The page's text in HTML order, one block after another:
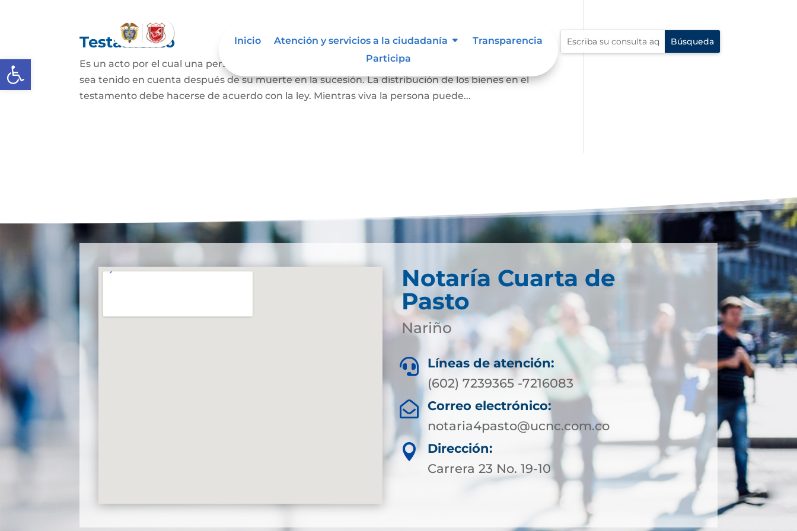
Abrir barra de herramientas
Inicio Atención y servicios a la ciudadanía
Transparencia
Participa
Testamento
Es un acto por el cual una persona dispone de todos o de una parte de sus bienes, para que así
sea tenido en cuenta después de su muerte en la sucesión. La distribución de los bienes en el
testamento debe hacerse de acuerdo con la ley. Mientras viva la persona puede...
Notaría Cuarta de
Pasto
Nariño

Líneas de atención:
(602) 7239365 -7216083

Correo electrónico:
notaria4pasto@ucnc.com.co

Dirección:
Carrera 23 No. 19-10